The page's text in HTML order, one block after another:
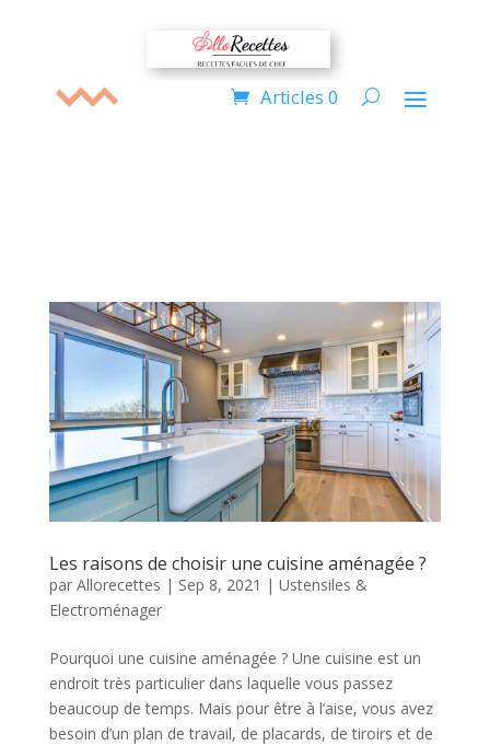
Articles 0
Les raisons de choisir une cuisine aménagée ?
par Allorecettes | Sep 8, 2021 | Ustensiles &
Electroménager
Pourquoi une cuisine aménagée ? Une cuisine est un
endroit très particulier dans laquelle vous passez
beaucoup de temps. Mais pour être à l’aise, vous avez
besoin d’un plan de travail, de placards, de tiroirs et de